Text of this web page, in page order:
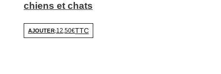
chiens et chats
AJOUTER-12,50€TTC